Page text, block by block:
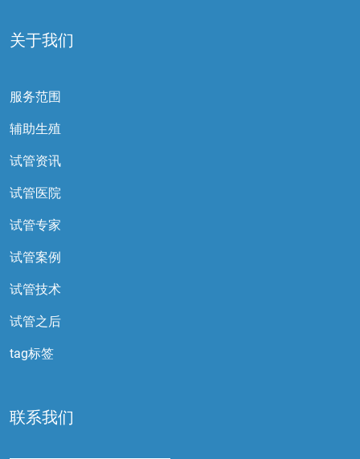
关于我们
服务范围
辅助生殖
试管资讯
试管医院
试管专家
试管案例
试管技术
试管之后
tag标签
联系我们